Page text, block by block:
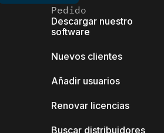
Pedido
Descargar nuestro
software
Nuevos clientes
Añadir usuarios
Renovar licencias
Buscar distribuidores